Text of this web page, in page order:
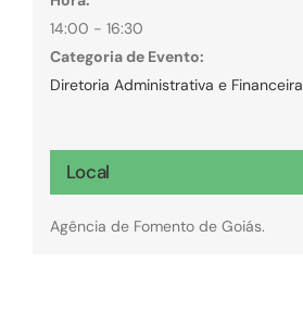
14:00 - 16:30
Categoria de Evento:
Diretoria Administrativa e Financeira
Local
Agência de Fomento de Goiás.